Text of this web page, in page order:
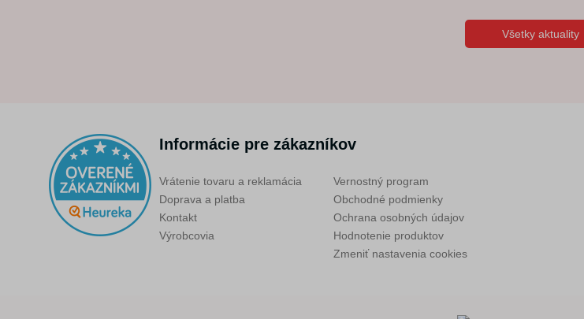
Všetky aktuality
Informácie pre zákazníkov
Vrátenie tovaru a reklamácia
Doprava a platba
Kontakt
Výrobcovia
Vernostný program
Obchodné podmienky
Ochrana osobných údajov
Hodnotenie produktov
Zmeniť nastavenia cookies